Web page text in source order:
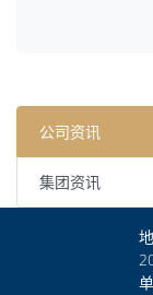
公司资讯
集团资讯